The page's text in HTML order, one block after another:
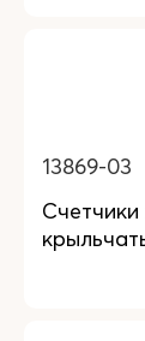
13869-03